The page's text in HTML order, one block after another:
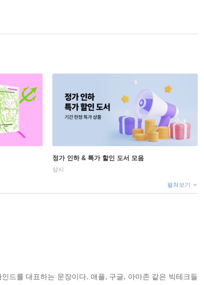
정가 인하 & 특가 할인 도서 모음
상시
펼쳐보기
드를 대표하는 문장이다. 애플, 구글, 아마존 같은 빅테크들